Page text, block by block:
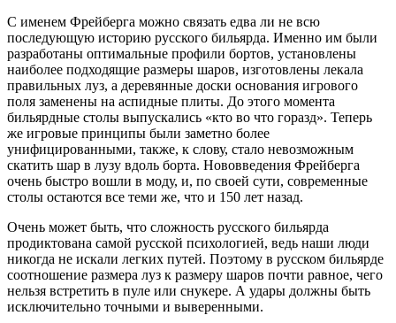
С именем Фрейберга можно связать едва ли не всю
последующую историю русского бильярда. Именно им были
разработаны оптимальные профили бортов, установлены
наиболее подходящие размеры шаров, изготовлены лекала
правильных луз, а деревянные доски основания игрового
поля заменены на аспидные плиты. До этого момента
бильярдные столы выпускались «кто во что горазд». Теперь
же игровые принципы были заметно более
унифицированными, также, к слову, стало невозможным
скатить шар в лузу вдоль борта. Нововведения Фрейберга
очень быстро вошли в моду, и, по своей сути, современные
столы остаются все теми же, что и 150 лет назад.
Очень может быть, что сложность русского бильярда
продиктована самой русской психологией, ведь наши люди
никогда не искали легких путей. Поэтому в русском бильярде
соотношение размера луз к размеру шаров почти равное, чего
нельзя встретить в пуле или снукере. А удары должны быть
исключительно точными и выверенными.